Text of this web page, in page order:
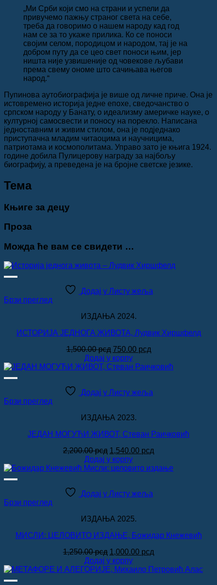
„Ми Срби који смо на страни и успели да
привучемо пажњу страног света на себе,
треба да говоримо о нашем народу кад год
нам се за то укаже прилика. Ко се поноси
својим селом, породицом и народом, тај је на
добром путу да се цео свет поноси њим, јер
ништа није узвишеније од човекове љубави
према свему ономе што сачињава његов
народ.“
Пупинова аутобиографија је више од личне приче. Она је
истовремено историја једне епохе, сведочанство о
српском народу у Банату, о идеализму америчке науке, о
културној самосвести и поносу на порекло. Написана
једноставним и живим стилом, она је подједнако
приступачна младим читаоцима и научницима,
патриотама и космополитама. Управо зато је књига 1924.
године добила Пулицерову награду за најбољу
биографију, а преведена је на бројне светске језике.
Teма
Књиге за децу
Проза
Можда ће вам се свидети …
Додај у Листу жеља
Брзи преглед
ИЗДАЊА 2024.
ИСТОРИЈА ЈЕДНОГА ЖИВОТА, Лудвик Хиршфелд
1,500.00рсд Оригинална
цена
је
750.00 рсдТренутна
је:
Додај у корпу
Додај у Листу жеља
Брзи преглед
ИЗДАЊА 2023.
ЈЕДАН МОГУЋИ ЖИВОТ, Стеван Раичковић
2,200.00рсд Оригинална
цена
је
1,540.00 рсд
је:
Додај у корпу
Додај у Листу жеља
Брзи преглед
ИЗДАЊА 2025.
МИСЛИ: ЦЕЛОВИТО ИЗДАЊЕ, Божидар Кнежевић
1,250.00рсд Оригинална
цена
је
1,000.00 рсд
је:
Додај у корпу